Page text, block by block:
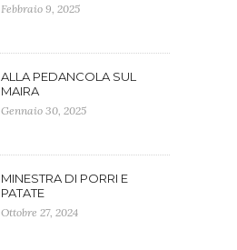
Febbraio 9, 2025
ALLA PEDANCOLA SUL
MAIRA
Gennaio 30, 2025
MINESTRA DI PORRI E
PATATE
Ottobre 27, 2024